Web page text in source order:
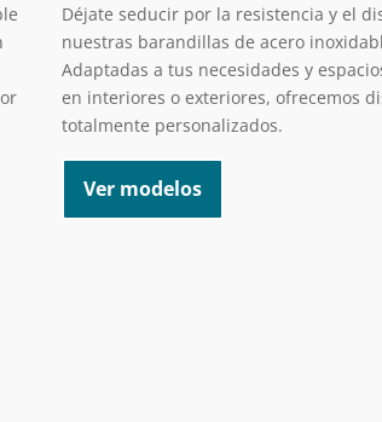
Déjate seducir por la resistencia y el
nuestras barandillas de acero
Adaptadas a tus necesidades y
en interiores o exteriores, ofrecemos
totalmente personalizados.
Ver modelos